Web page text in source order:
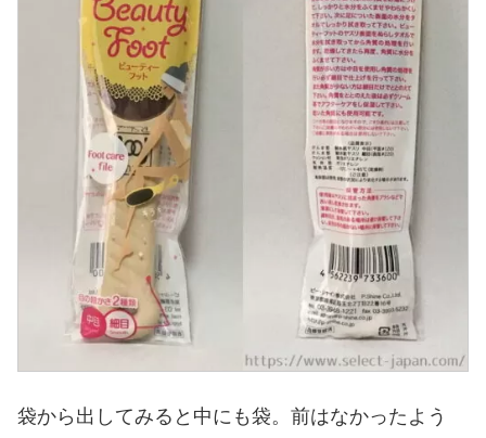
袋から出してみると中にも袋。前はなかったよう